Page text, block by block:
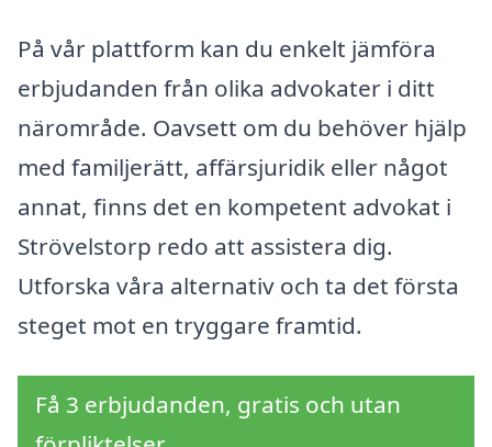
På vår plattform kan du enkelt jämföra
erbjudanden från olika advokater i ditt
närområde. Oavsett om du behöver hjälp
med familjerätt, affärsjuridik eller något
annat, finns det en kompetent advokat i
Strövelstorp redo att assistera dig.
Utforska våra alternativ och ta det första
steget mot en tryggare framtid.
Få 3 erbjudanden, gratis och utan